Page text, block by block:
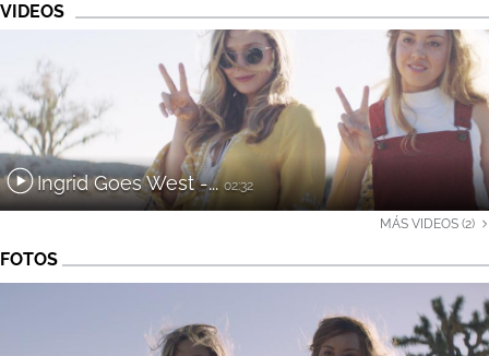
VIDEOS
Ingrid Goes West -...02:32
MÁS VIDEOS (2)
FOTOS